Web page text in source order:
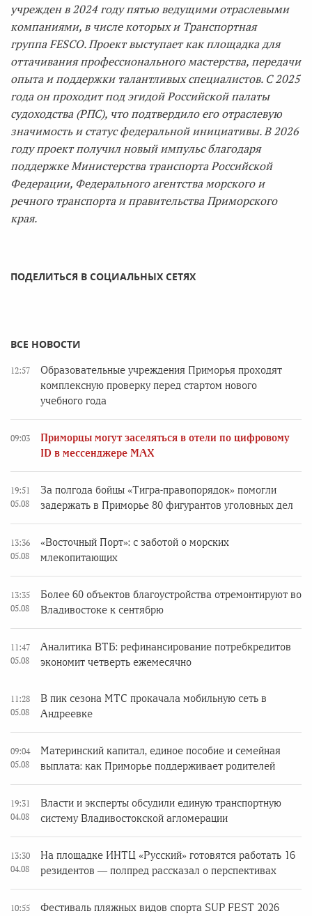
учрежден в 2024 году пятью ведущими отраслевыми
компаниями, в числе которых и Транспортная
группаFESCO. Проект выступает как площадка для
оттачивания профессионального мастерства, передачи
опыта и поддержки талантливых специалистов. С 2025
года он проходит под эгидой Российской палаты
судоходства (РПС), что подтвердило его отраслевую
значимость и статус федеральной инициативы. В 2026
году проект получил новый импульс благодаря
поддержке Министерства транспорта Российской
Федерации, Федерального агентства морского и
речного транспорта и правительства Приморского
края.
ПОДЕЛИТЬСЯ В СОЦИАЛЬНЫХ СЕТЯХ
ВСЕ НОВОСТИ
12:57
Образовательные учреждения Приморья проходят
комплексную проверку перед стартом нового
учебного года
09:03
Приморцы могут заселяться в отели по цифровому
ID в мессенджере MAX
19:51
05.08
За полгода бойцы «Тигра-правопорядок» помогли
задержать в Приморье 80 фигурантов уголовных дел
13:36
05.08
«Восточный Порт»: с заботой о морских
млекопитающих
13:35
05.08
Более 60 объектов благоустройства отремонтируют во
Владивостоке к сентябрю
11:47
05.08
Аналитика ВТБ: рефинансирование потребкредитов
экономит четверть ежемесячно
11:28
05.08
В пик сезона МТС прокачала мобильную сеть в
Андреевке
09:04
05.08
Материнский капитал, единое пособие и семейная
выплата: как Приморье поддерживает родителей
19:31
04.08
Власти и эксперты обсудили единую транспортную
систему Владивостокской агломерации
13:30
04.08
На площадке ИНТЦ «Русский» готовятся работать 16
резидентов — полпред рассказал о перспективах
10:55
Фестиваль пляжных видов спорта SUP FEST 2026